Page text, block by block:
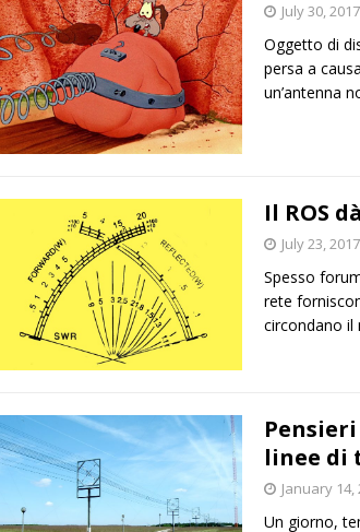
July 30, 2017
Oggetto di
persa a
un’antenna
Il ROS
July 23, 2017
Spesso
rete
circondano il
linee di
January 14,
Un giorno,